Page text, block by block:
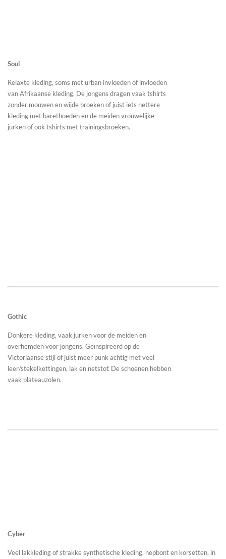
Soul
Relaxte kleding, soms met urban invloeden of invloeden
van Afrikaanse kleding. De jongens dragen vaak tshirts
zonder mouwen en wijde broeken of juist iets nettere
kleding met barethoeden en de meiden vrouwelijke
jurken of ook tshirts met trainingsbroeken.
Gothic
Donkere kleding, vaak jurken voor de meiden en
overhemden voor jongens. Geïnspireerd op de
Victoriaanse stijl of juist meer punk achtig met veel
leer/stekelkettingen, lak en netstof. De schoenen hebben
vaak plateauzolen.
Cyber
Veel lakkleding of strakke synthetische kleding, nepbont en korsetten, in